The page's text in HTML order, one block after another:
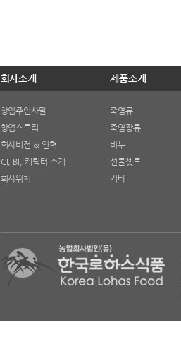
회사소개 제품소개
창업주인사말
창업스토리
회사비젼 & 연혁
CI, BI, 캐릭터 소개
회사위치
죽염류
죽염장류
비누
선물셋트
기타